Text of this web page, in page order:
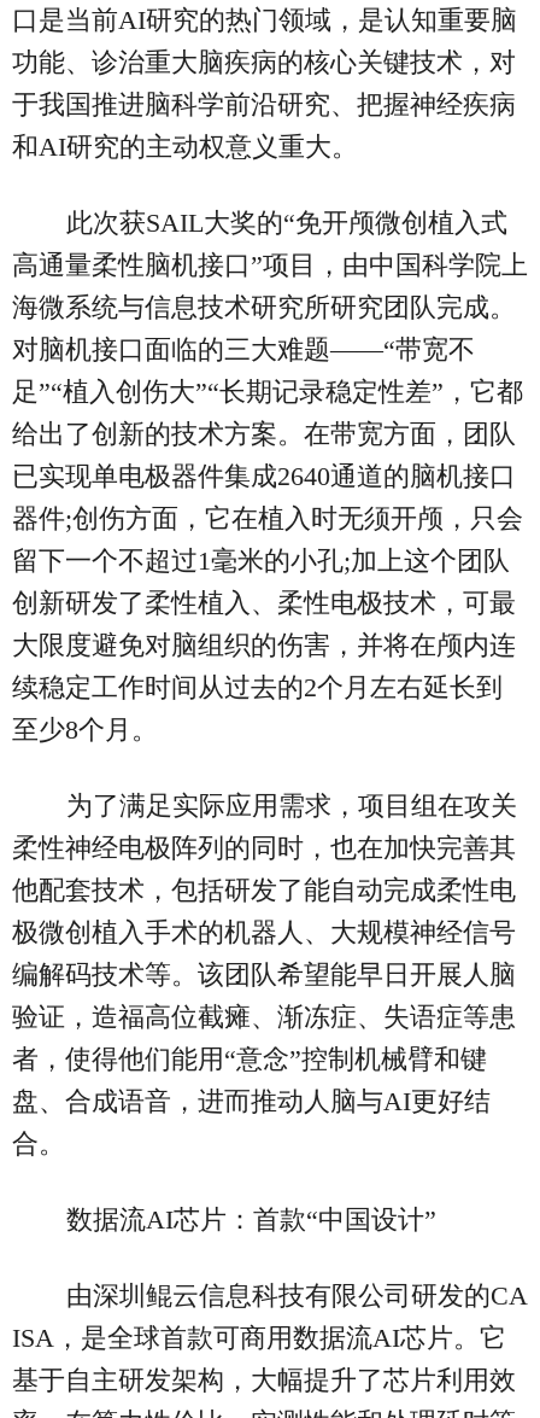
口是当前AI研究的热门领域，是认知重要脑
功能、诊治重大脑疾病的核心关键技术，对
于我国推进脑科学前沿研究、把握神经疾病
和AI研究的主动权意义重大。
此次获SAIL大奖的“免开颅微创植入式
高通量柔性脑机接口”项目，由中国科学院上
海微系统与信息技术研究所研究团队完成。
对脑机接口面临的三大难题——“带宽不
足”“植入创伤大”“长期记录稳定性差”，它都
给出了创新的技术方案。在带宽方面，团队
已实现单电极器件集成2640通道的脑机接口
器件;创伤方面，它在植入时无须开颅，只会
留下一个不超过1毫米的小孔;加上这个团队
创新研发了柔性植入、柔性电极技术，可最
大限度避免对脑组织的伤害，并将在颅内连
续稳定工作时间从过去的2个月左右延长到
至少8个月。
为了满足实际应用需求，项目组在攻关
柔性神经电极阵列的同时，也在加快完善其
他配套技术，包括研发了能自动完成柔性电
极微创植入手术的机器人、大规模神经信号
编解码技术等。该团队希望能早日开展人脑
验证，造福高位截瘫、渐冻症、失语症等患
者，使得他们能用“意念”控制机械臂和键
盘、合成语音，进而推动人脑与AI更好结
合。
数据流AI芯片：首款“中国设计”
由深圳鲲云信息科技有限公司研发的CA
ISA，是全球首款可商用数据流AI芯片。它
基于自主研发架构，大幅提升了芯片利用效